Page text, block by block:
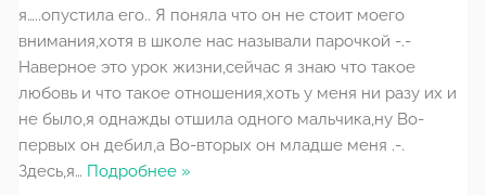
я…..опустила его.. Я поняла что он не стоит моего
внимания,хотя в школе нас называли парочкой -.-
Наверное это урок жизни,сейчас я знаю что такое
любовь и что такое отношения,хоть у меня ни разу их и
не было,я однажды отшила одного мальчика,ну Во-
первых он дебил,а Во-вторых он младше меня .-.
Здесь,я… Подробнее »